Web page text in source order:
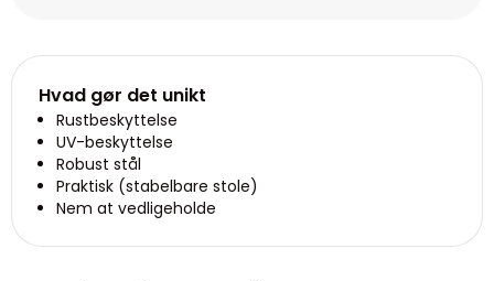
Hvad gør det unikt
Rustbeskyttelse
UV-beskyttelse
Robust stål
Praktisk (stabelbare stole)
Nem at vedligeholde